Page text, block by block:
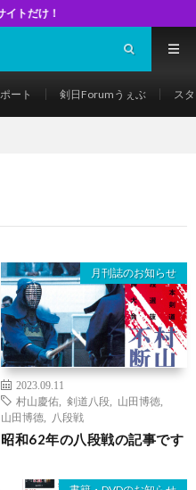
ート 剣日Forumうぇぶ ス
月刊誌のお知らせ
2023.09.11
村山慶佑
剣道八段 山田博徳
山田博德
八段戦
昭和62年の八段戦の記事です